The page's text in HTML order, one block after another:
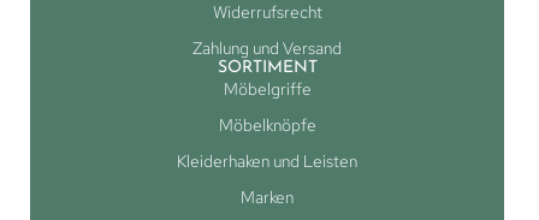
Widerrufsrecht
Zahlung und Versand
SORTIMENT
Möbelgriffe
Möbelknöpfe
Kleiderhaken und Leisten
Marken